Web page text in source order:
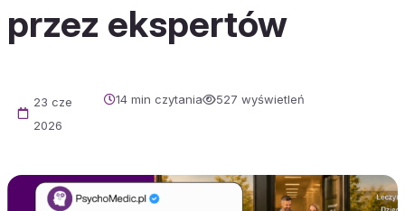
przez ekspertów
23 cze
2026
14 min czytania 527 wyświetleń